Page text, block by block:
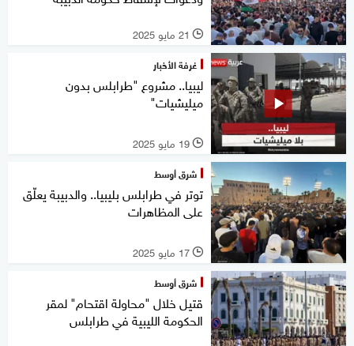
l 21 مايو 2025
غرفة الأخبار
ليبيا.. مشروع "طرابلس بدون
ميليشيات"
l 19 مايو 2025
شرق أوسط
توتر في طرابلس بليبيا.. والدبيبة يعلّق
على المظاهرات
l 17 مايو 2025
شرق أوسط
قتيل خلال "محاولة اقتحام" لمقر
الحكومة الليبية في طرابلس